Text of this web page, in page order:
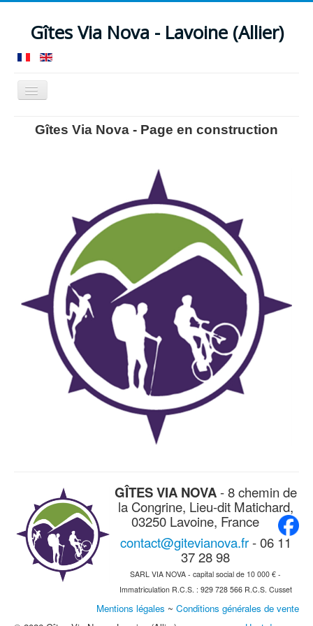
Gîtes Via Nova - Lavoine (Allier)
Basculer
la
Accueil Gîte 12/13 pers.
Loft 4/5 pers.
Gîtes Via Nova - Page en construction
GÎTES VIA NOVA- 8 chemin de
la Congrine, Lieu-dit Matichard,
03250 Lavoine, France
contact@gitevianova.fr- 06 11
37 28 98
SARL VIA NOVA - capital social de 10 000 € -
Immatriculation R.C.S. : 929 728 566 R.C.S. Cusset
Mentions légales ~ Conditions générales de vente